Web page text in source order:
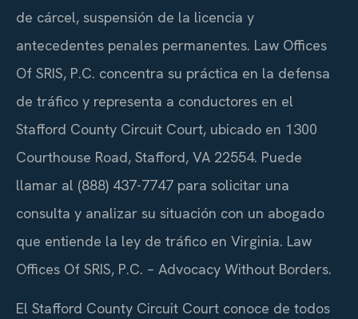
de cárcel, suspensión de la licencia y
antecedentes penales permanentes. Law Offices
Of SRIS, P.C. concentra su práctica en la defensa
de tráfico y representa a conductores en el
Stafford County Circuit Court, ubicado en 1300
Courthouse Road, Stafford, VA 22554. Puede
llamar al (888) 437-7747 para solicitar una
consulta y analizar su situación con un abogado
que entiende la ley de tráfico en Virginia. Law
Offices Of SRIS, P.C. – Advocacy Without Borders.
El Stafford County Circuit Court conoce de todos